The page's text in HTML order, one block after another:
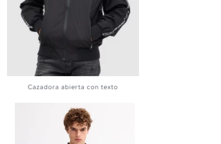
Cazadora abierta con texto